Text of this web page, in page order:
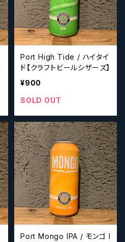
Port High Tide / ハイタイ
ド【クラフトビールシザーズ】
¥900
SOLD OUT
Port Mongo IPA / モンゴ I